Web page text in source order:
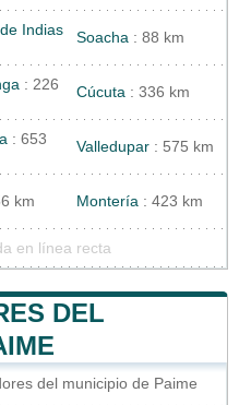
Indias
Soacha : 88 km
: 226
Cúcuta : 336 km
: 653
Valledupar : 575 km
km Montería : 423 km
en línea recta
DEL
del municipio de Paime